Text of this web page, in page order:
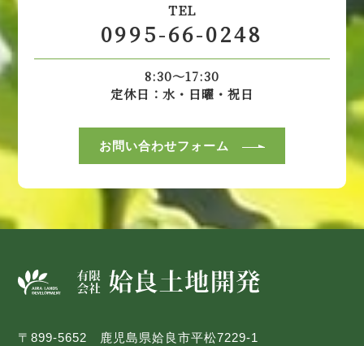
TEL
0995-66-0248
8:30～17:30
定休日：水・日曜・祝日
お問い合わせフォーム
〒899-5652 鹿児島県姶良市平松7229-1